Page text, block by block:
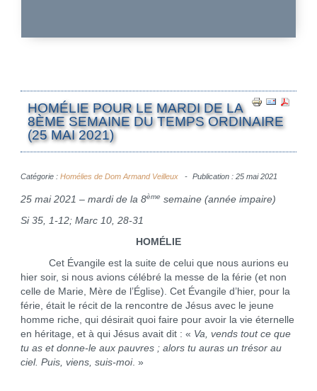
HOMÉLIE POUR LE MARDI DE LA
8ÈME SEMAINE DU TEMPS ORDINAIRE
(25 MAI 2021)
Catégorie : Homélies de Dom Armand Veilleux Publication : 25 mai 2021
25 mai 2021 – mardi de la 8ème semaine (année impaire)
Si 35, 1-12; Marc 10, 28-31
HOMÉLIE
Cet Évangile est la suite de celui que nous aurions eu
hier soir, si nous avions célébré la messe de la férie (et non
celle de Marie, Mère de l’Église). Cet Évangile d’hier, pour la
férie, était le récit de la rencontre de Jésus avec le jeune
homme riche, qui désirait quoi faire pour avoir la vie éternelle
en héritage, et à qui Jésus avait dit : « Va, vends tout ce que
tu as et donne-le aux pauvres ; alors tu auras un trésor au
ciel. Puis, viens, suis-moi. »